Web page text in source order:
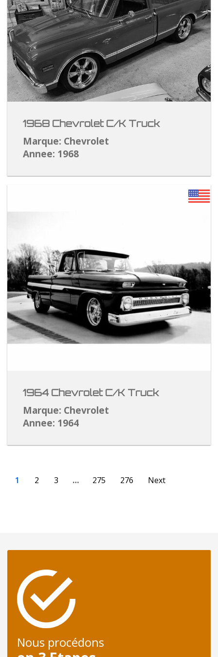
1968 Chevrolet C/K Truck
Marque: Chevrolet
Annee: 1968
1964 Chevrolet C/K Truck
Marque: Chevrolet
Annee: 1964
1 2 3 … 275 276 Next
Nous procédons